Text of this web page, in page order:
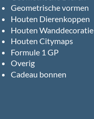
Geometrische vormen
Houten Dierenkoppen
Houten Wanddecoratie
Houten Citymaps
Formule 1 GP
Overig
Cadeau bonnen